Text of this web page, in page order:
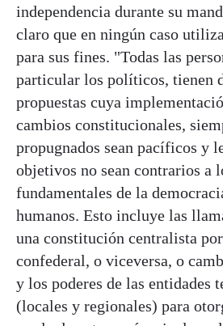
independencia durante su
claro que en ningún caso
para sus fines. "Todas las
particular los políticos, tienen
propuestas cuya
cambios constitucionales,
propugnados sean pacíficos y
objetivos no sean contrarios a
fundamentales de la
humanos. Esto incluye las
una constitución centralista
confederal, o viceversa, o
y los poderes de las entidades
(locales y regionales) para